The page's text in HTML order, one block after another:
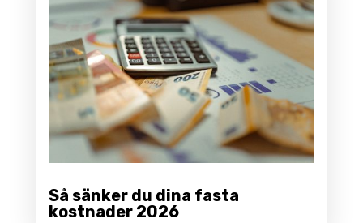
Så sänker du dina fasta
kostnader 2026